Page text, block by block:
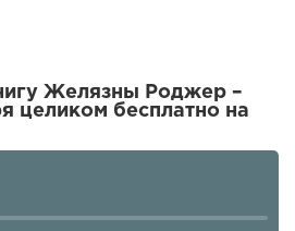
Желязны Роджер –
целиком бесплатно на